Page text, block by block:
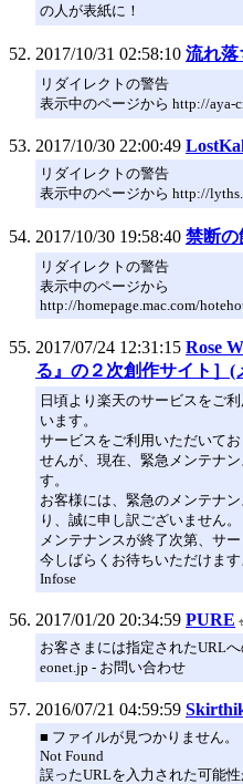
の人が表紙に！
2017/10/31 02:58:10 流れ落
リダイレクトの警告
表示中のページから http://aya-
2017/10/30 22:00:49
リダイレクトの警告
表示中のページから http://
2017/10/30 19:58:40 禁断の
リダイレクトの警告
表示中のページから
http://homepage.mac.com/
2017/07/24 12:31:15 Rose
る』の２次創作サイト］(
日頃より楽天のサービスをご
います。
サービスをご利用いただいて
せんが、現在、緊急メンテナ
す。
お客様には、緊急のメンテナ
り、誠に申し訳ございません。
メンテナンスが終了次第、サ
今しばらくお待ちいただけま
Infose
2017/01/20 20:34:59 PURE
お客さまには指定されたURL
eonet.jp - お問い合わせ
2016/07/21 04:59:59
■ ファイルが見つかりません。
Not Found
誤ったURLを入力された可能